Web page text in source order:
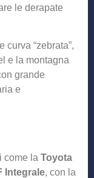
le derapate
curva “zebrata”,
e la montagna
grande
e
come la Toyota
Integrale, con la